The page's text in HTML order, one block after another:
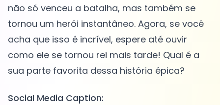
não só venceu a batalha, mas também se
tornou um herói instantâneo. Agora, se você
acha que isso é incrível, espere até ouvir
como ele se tornou rei mais tarde! Qual é a
Social Media Caption: